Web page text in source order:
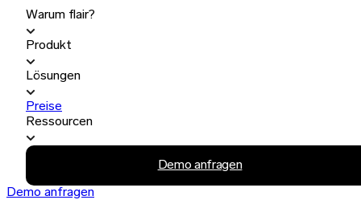
Warum flair?
Produkt
Lösungen
Preise
Ressourcen
Demo anfragen
Demo anfragen